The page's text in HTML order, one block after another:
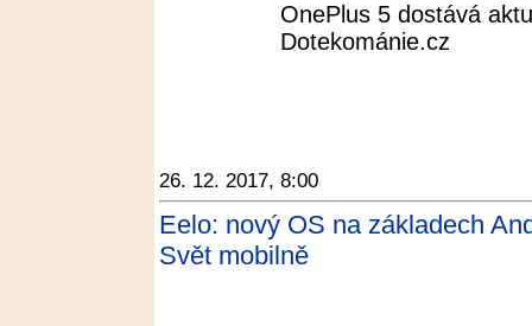
OnePlus 5 dostává
Dotekománie.cz
26. 12. 2017, 8:00
Eelo: nový OS na základech
Svět mobilně